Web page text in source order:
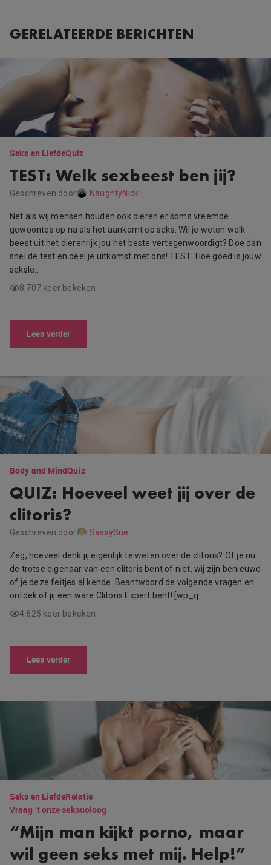
GERELATEERDE BERICHTEN
Seks en LiefdeQuiz
TEST: Welk sexbeest ben jij?
Geschreven door NaughtyNick
Net als wij mensen houden ook dieren er soms vreemde
gewoontes op na als het aankomt op seks. Wil je weten welk
beest uit het dierenrijk jou het beste vertegenwoordigt? Doe dan
snel de test en deel je uitkomst met ons! TEST: Hoe goed is jouw
seksle…
8.707 keer bekeken
Lees verder
Body and MindQuiz
QUIZ: Hoeveel weet jij over de
clitoris?
Geschreven door SassySue
Zeg, hoeveel denk jij eigenlijk te weten over de clitoris? Of je nu
de trotse eigenaar van een clitoris bent of niet, wij zijn benieuwd
of je deze feitjes al kende. Beantwoord de volgende vragen en
ontdek of jij een ware Clitoris Expert bent! [wp_q…
4.625 keer bekeken
Lees verder
Seks en LiefdeRelatie
Vraag 't onze seksuoloog
“Mijn man kijkt porno, maar
wil geen seks met mij. Help!”